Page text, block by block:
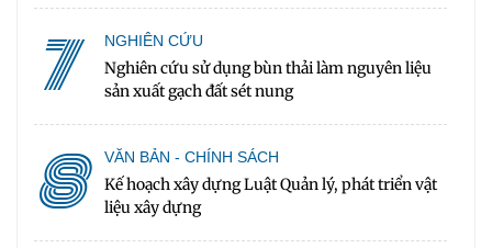
7 NGHIÊN CỨU
Nghiên cứu sử dụng bùn thải làm nguyên liệu
sản xuất gạch đất sét nung
8 VĂN BẢN - CHÍNH SÁCH
Kế hoạch xây dựng Luật Quản lý, phát triển vật
liệu xây dựng